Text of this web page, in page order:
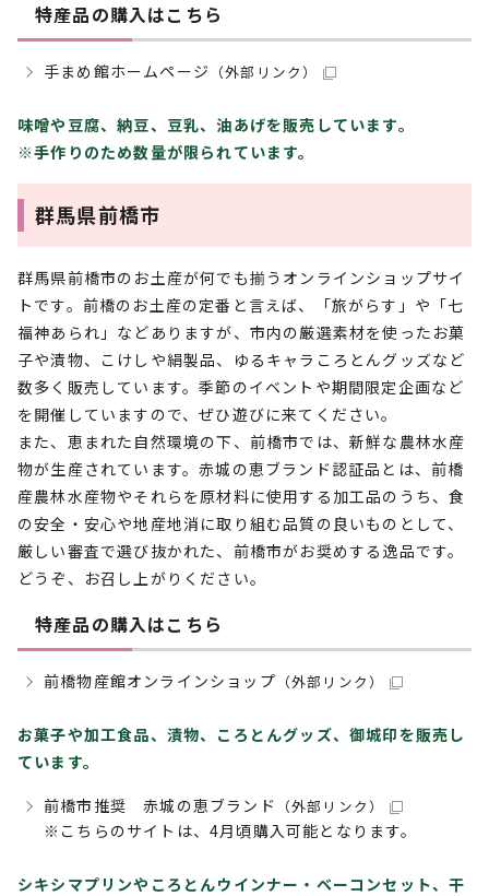
特産品の購入はこちら
手まめ館ホームページ （外部リンク）
味噌や豆腐、納豆、豆乳、油あげを販売しています。
※手作りのため数量が限られています。
群馬県前橋市
群馬県前橋市のお土産が何でも揃うオンラインショップサイ
トです。前橋のお土産の定番と言えば、「旅がらす」や「七
福神あられ」などありますが、市内の厳選素材を使ったお菓
子や漬物、こけしや絹製品、ゆるキャラころとんグッズなど
数多く販売しています。季節のイベントや期間限定企画など
を開催していますので、ぜひ遊びに来てください。
また、恵まれた自然環境の下、前橋市では、新鮮な農林水産
物が生産されています。赤城の恵ブランド認証品とは、前橋
産農林水産物やそれらを原材料に使用する加工品のうち、食
の安全・安心や地産地消に取り組む品質の良いものとして、
厳しい審査で選び抜かれた、前橋市がお奨めする逸品です。
どうぞ、お召し上がりください。
特産品の購入はこちら
前橋物産館オンラインショップ （外部リンク）
お菓子や加工食品、漬物、ころとんグッズ、御城印を販売し
ています。
前橋市推奨 赤城の恵ブランド （外部リンク）
※こちらのサイトは、4月頃購入可能となります。
シキシマプリンやころとんウインナー・ベーコンセット、干